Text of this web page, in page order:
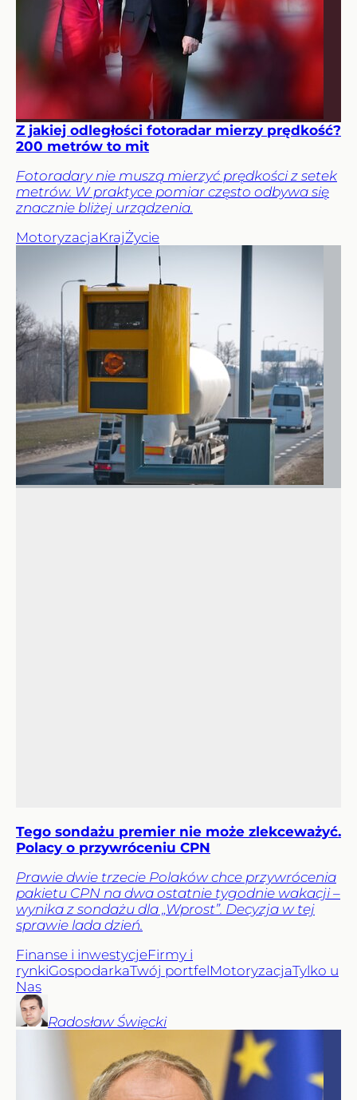
Z jakiej odległości fotoradar mierzy prędkość?
200 metrów to mit
Fotoradary nie muszą mierzyć prędkości z setek
metrów. W praktyce pomiar często odbywa się
znacznie bliżej urządzenia.
MotoryzacjaKrajŻycie
Tego sondażu premier nie może zlekceważyć.
Polacy o przywróceniu CPN
Prawie dwie trzecie Polaków chce przywrócenia
pakietu CPN na dwa ostatnie tygodnie wakacji –
wynika z sondażu dla „Wprost”. Decyzja w tej
sprawie lada dzień.
Finanse i inwestycjeFirmy i
rynkiGospodarkaTwój portfelMotoryzacjaTylko u
Nas
Radosław Święcki